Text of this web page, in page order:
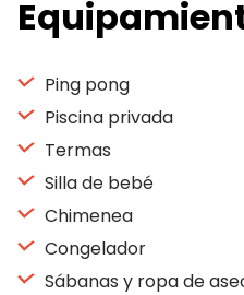
Ping pong
Piscina privada
Termas
Silla de bebé
Chimenea
Congelador
Sábanas y ropa de